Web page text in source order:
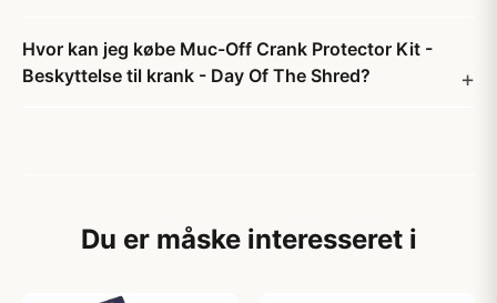
Hvor kan jeg købe Muc-Off Crank Protector Kit -
Beskyttelse til krank - Day Of The Shred?
Du er måske interesseret i